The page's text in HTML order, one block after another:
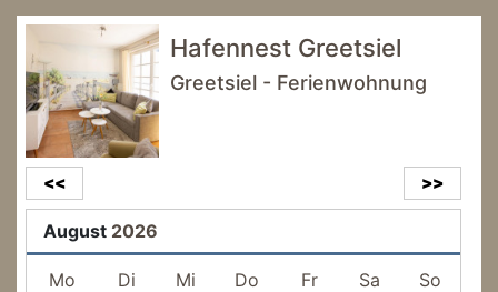
Hafennest Greetsiel
Greetsiel - Ferienwohnung
>>
<<
August 2026
Mo Di Mi Do Fr Sa
So